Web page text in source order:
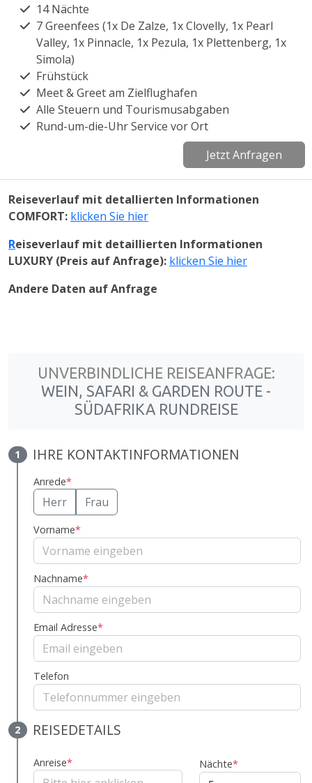
14 Nächte
7 Greenfees (1x De Zalze, 1x Clovelly, 1x Pearl
Valley, 1x Pinnacle, 1x Pezula, 1x Plettenberg, 1x
Simola)
Frühstück
Meet & Greet am Zielflughafen
Alle Steuern und Tourismusabgaben
Rund-um-die-Uhr Service vor Ort
Jetzt Anfragen
Reiseverlauf mit detallierten Informationen
COMFORT: klicken Sie hier
Reiseverlauf mit detaillierten Informationen
LUXURY (Preis auf Anfrage): klicken Sie hier
Andere Daten auf Anfrage
UNVERBINDLICHE REISEANFRAGE:
WEIN, SAFARI & GARDEN ROUTE -
SÜDAFRIKA RUNDREISE
1 IHRE KONTAKTINFORMATIONEN
Anrede*
Herr Frau
Vorname*
Nachname*
Email Adresse*
Telefon
2 REISEDETAILS
Anreise* Nächte*